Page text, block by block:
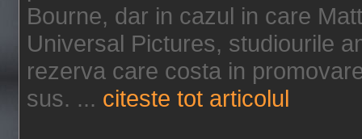
Bourne, dar in cazul in care
Universal Pictures, studiourile
rezerva care costa in
sus. ... citeste tot articolul